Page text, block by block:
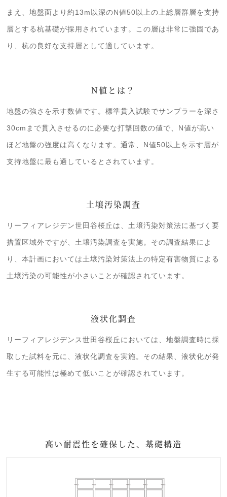
まえ、地盤面より約13m以深のN値50以上の上総層群層を支持
層とする杭基礎が採用されています。この層は非常に強固であ
り、杭の良好な支持層として適しています。
N値とは？
地盤の強さを示す数値です。標準貫入試験でサンプラーを深さ
30cmまで貫入させるのに必要な打撃回数の値で、N値が高い
ほど地盤の強度は高くなります。通常、N値50以上を示す層が
支持地盤に最も適しているとされています。
土壌汚染調査
リーフィアレジデン世田谷桜丘は、土壌汚染対策法に基づく要
措置区域外ですが、土壌汚染調査を実施。その調査結果によ
り、本計画においては土壌汚染対策法上の特定有害物質による
土壌汚染の可能性が小さいことが確認されています。
液状化調査
リーフィアレジデンス世田谷桜丘においては、地盤調査時に採
取した試料を元に、液状化調査を実施。その結果、液状化が発
生する可能性は極めて低いことが確認されています。
高い耐震性を確保した、基礎構造